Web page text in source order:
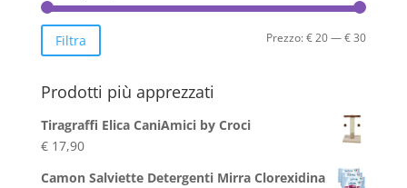
Prezzo
Prezzo
Filtra Prezzo:€ 20—€ 30
Prodotti più apprezzati
Tiragraffi Elica CaniAmici by Croci
€17,90
Camon Salviette Detergenti Mirra Clorexidina